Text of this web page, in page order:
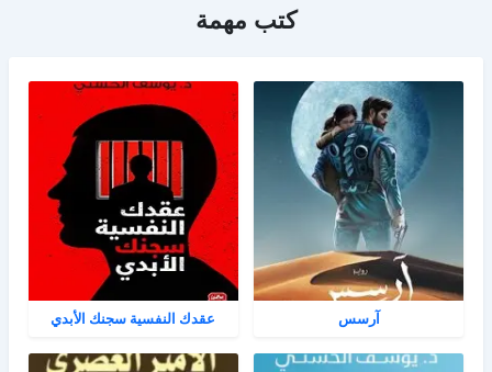
كتب مهمة
آرسس عقدك النفسية سجنك الأبدي